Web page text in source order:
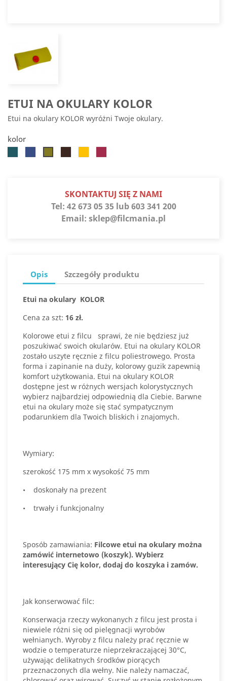
ETUI NA OKULARY KOLOR
Etui na okulary KOLOR wyróżni Twoje okulary.
kolor
SKONTAKTUJ SIĘ Z NAMI
Tel: 42 673 05 35 lub 603 341 200
Email: sklep@filcmania.pl
Opis Szczegóły produktu
Etui na okulary KOLOR
Cena za szt: 16 zł.
Kolorowe etui z filcu sprawi, że nie będziesz już
poszukiwać swoich okularów. Etui na okulary KOLOR
zostało uszyte ręcznie z filcu poliestrowego. Prosta
forma i zapinanie na duży, kolorowy guzik zapewnią
komfort użytkowania. Etui na okulary KOLOR
dostępne jest w różnych wersjach kolorystycznych
wybierz najbardziej odpowiednią dla Ciebie. Barwne
etui na okulary może się stać sympatycznym
podarunkiem dla Twoich bliskich i znajomych.
Wymiary:
szerokość 175 mm x wysokość 75 mm
• doskonały na prezent
• trwały i funkcjonalny
Sposób zamawiania: Filcowe etui na okulary można
zamówić internetowo (koszyk). Wybierz
interesujący Cię kolor, dodaj do koszyka i zamów.
Jak konserwować filc:
Konserwacja rzeczy wykonanych z filcu jest prosta i
niewiele różni się od pielęgnacji wyrobów
wełnianych. Wyroby z filcu należy prać ręcznie w
wodzie o temperaturze nieprzekraczającej 30°C,
używając delikatnych środków piorących
przeznaczonych dla wełny. Nie należy namaczać,